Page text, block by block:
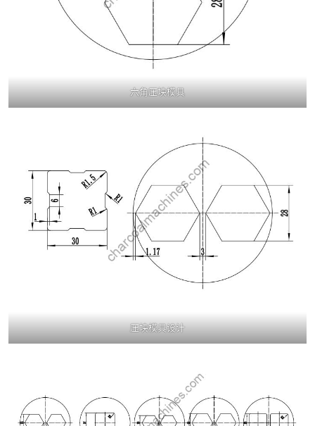
六角压块模具
压块模具设计